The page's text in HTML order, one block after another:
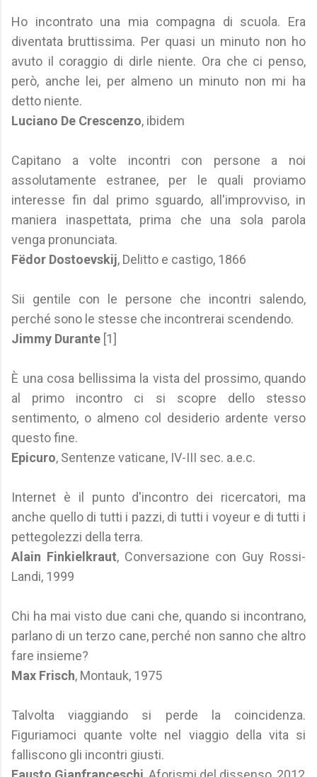
Ho incontrato una mia compagna di scuola. Era
diventata bruttissima. Per quasi un minuto non ho
avuto il coraggio di dirle niente. Ora che ci penso,
però, anche lei, per almeno un minuto non mi ha
detto niente.
Luciano De Crescenzo, ibidem
Capitano a volte incontri con persone a noi
assolutamente estranee, per le quali proviamo
interesse fin dal primo sguardo, all'improvviso, in
maniera inaspettata, prima che una sola parola
venga pronunciata.
Fëdor Dostoevskij, Delitto e castigo, 1866
Sii gentile con le persone che incontri salendo,
perché sono le stesse che incontrerai scendendo.
Jimmy Durante [1]
È una cosa bellissima la vista del prossimo, quando
al primo incontro ci si scopre dello stesso
sentimento, o almeno col desiderio ardente verso
questo fine.
Epicuro, Sentenze vaticane, IV-III sec. a.e.c.
Internet è il punto d'incontro dei ricercatori, ma
anche quello di tutti i pazzi, di tutti i voyeur e di tutti i
pettegolezzi della terra.
Alain Finkielkraut, Conversazione con Guy Rossi-
Landi, 1999
Chi ha mai visto due cani che, quando si incontrano,
parlano di un terzo cane, perché non sanno che altro
fare insieme?
Max Frisch, Montauk, 1975
Talvolta viaggiando si perde la coincidenza.
Figuriamoci quante volte nel viaggio della vita si
falliscono gli incontri giusti.